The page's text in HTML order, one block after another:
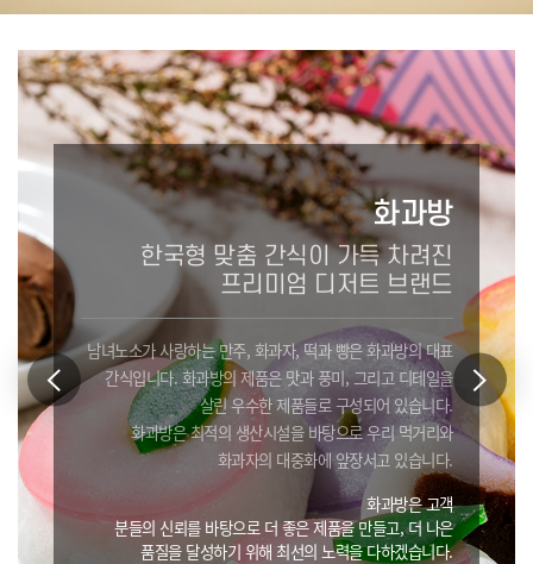
화과방
한국형 맞춤 간식이 가득 차려진
프리미엄 디저트 브랜드
남녀노소가 사랑하는 만주, 화과자, 떡과 빵은 화과방의 대표
간식입니다.화과방의 제품은 맛과 풍미, 그리고 디테일을
살린 우수한 제품들로 구성되어 있습니다.
화과방은 최적의 생산시설을 바탕으로 우리 먹거리와
화과자의 대중화에 앞장서고 있습니다.
화과방은 고객
분들의 신뢰를 바탕으로 더 좋은 제품을 만들고, 더 나은
품질을 달성하기 위해 최선의 노력을 다하겠습니다.